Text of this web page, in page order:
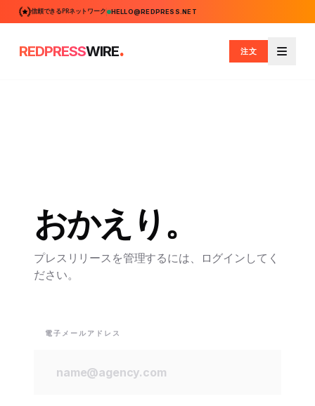
信頼できるPRネットワーク HELLO@REDPRESS.NET
REDPRESSWIRE. 注文
メニ
おかえり。
プレスリリースを管理するには、ログインしてく
ださい。
電子メールアドレス